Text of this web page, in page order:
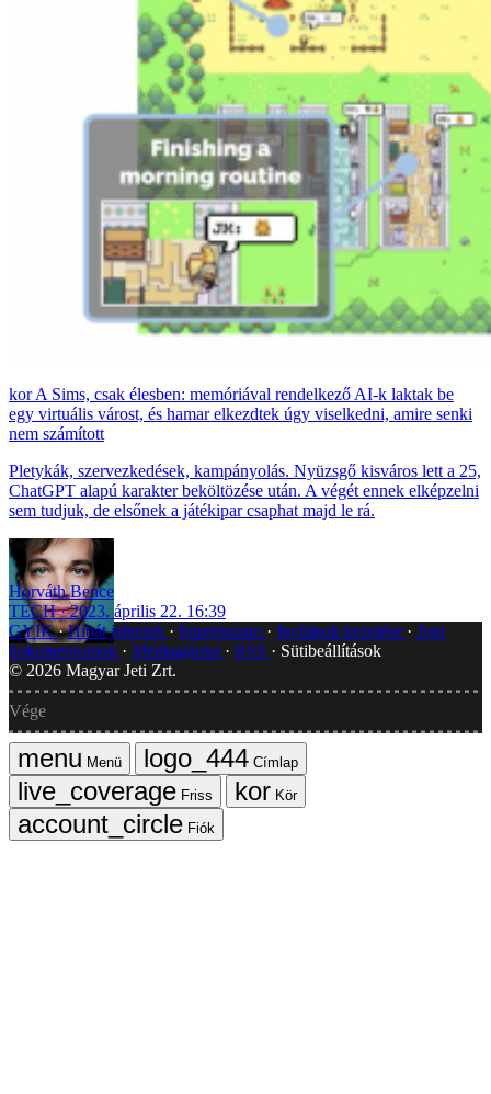
A Sims, csak élesben: memóriával rendelkező AI-k laktak be
egy virtuális várost, és hamar elkezdtek úgy viselkedni, amire senki
nem számított
Pletykák, szervezkedések, kampányolás. Nyüzsgő kisváros lett a 25,
ChatGPT alapú karakter beköltözése után. A végét ennek elképzelni
sem tudjuk, de elsőnek a játékipar csaphat majd le rá.
Horváth Bence
TECH
2023. április 22. 16:39
GYIK Hibát jelentek Impresszum Javítások kezelése
Jogi
dokumentumok
Médiaajánlat RSS
Sütibeállítások
© 2026 Magyar Jeti Zrt.
Vége
Menü
Címlap
Friss
Kör
Fiók